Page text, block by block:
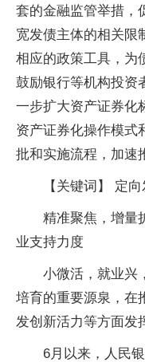
套的金融监管举措，
宽发债主体的相关限
相应的政策工具，为
鼓励银行等机构投资
一步扩大资产证券化
资产证券化操作模式
批和实施流程，加速
【关键词】 定
精准聚焦，增量
业支持力度
小微活，就业兴
培育的重要源泉，在
发创新活力等方面发
6月以来，人民